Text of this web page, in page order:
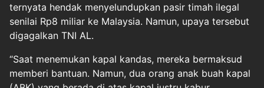
ternyata hendak menyelundupkan pasir timah ilegal
senilai Rp8 miliar ke Malaysia. Namun, upaya tersebut
digagalkan TNI AL.
“Saat menemukan kapal kandas, mereka bermaksud
memberi bantuan. Namun, dua orang anak buah kapal